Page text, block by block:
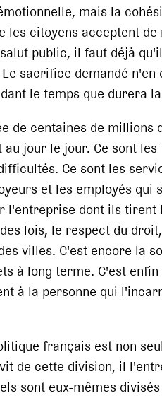
mais la
les citoyens acceptent
public, il faut déjà
sacrifice demandé n'en
le temps que durera
de centaines de millions
jour le jour. Ce sont
Ce sont les
et les employés qui
l'entreprise dont ils
lois, le respect du
villes. C'est encore la
à long terme. C'est
à la personne qui
français est non
de cette division, il
sont eux-mêmes